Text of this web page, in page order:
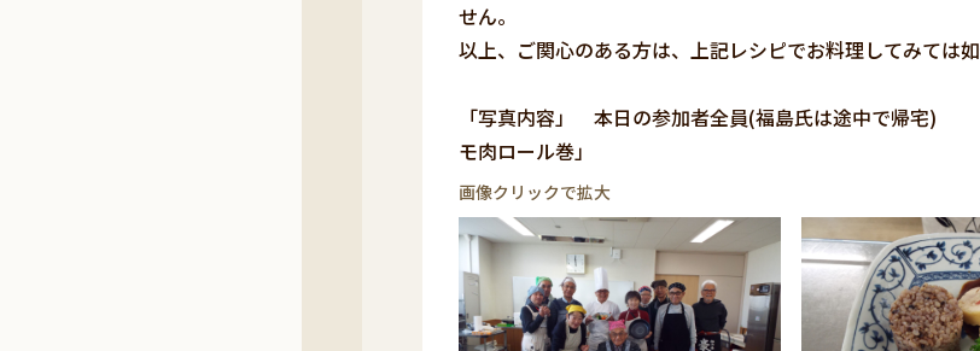
せん。
以上、ご関心のある方は、上記レシピでお料理してみては如
「写真内容」 本日の参加者全員(福島氏は途中で帰
モ肉ロール巻」
画像クリックで拡大